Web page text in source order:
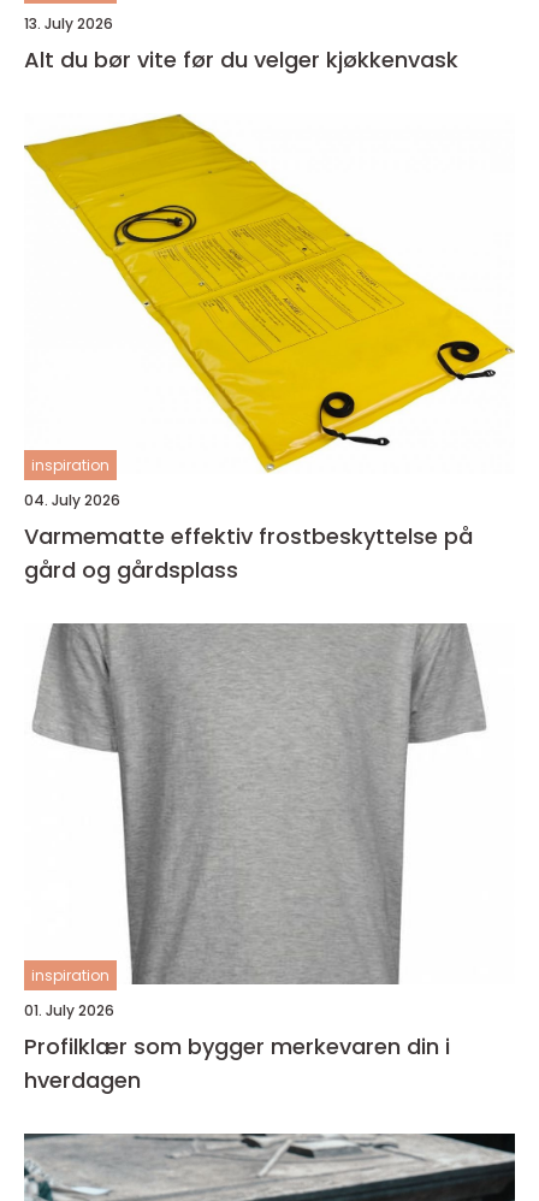
13. July 2026
Alt du bør vite før du velger kjøkkenvask
inspiration
04. July 2026
Varmematte effektiv frostbeskyttelse på
gård og gårdsplass
inspiration
01. July 2026
Profilklær som bygger merkevaren din i
hverdagen